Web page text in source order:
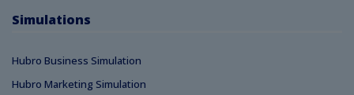
Simulations
Hubro Business Simulation
Hubro Marketing Simulation